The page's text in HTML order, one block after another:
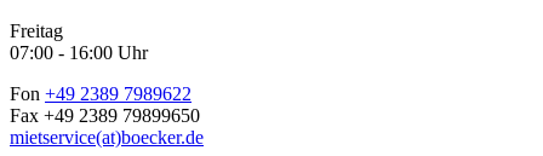
Freitag
07:00 - 16:00 Uhr
Fon +49 2389 7989622
Fax +49 2389 79899650
mietservice(at)boecker.de